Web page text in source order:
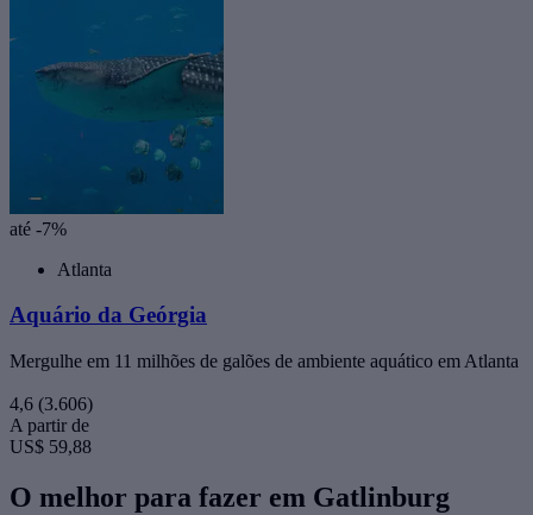
até -7%
Atlanta
Aquário da Geórgia
Mergulhe em 11 milhões de galões de ambiente aquático em Atlanta
4,6 (3.606)
A partir de
US$ 59,88
O melhor para fazer em Gatlinburg